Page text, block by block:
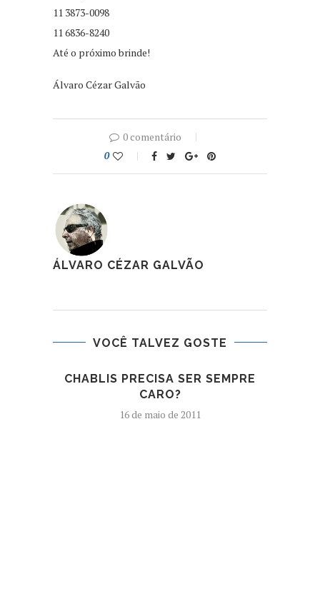
11 3873-0098
11 6836-8240
Até o próximo brinde!
Álvaro Cézar Galvão
0 comentário
0
ÁLVARO CÉZAR GALVÃO
VOCÊ TALVEZ GOSTE
CHABLIS PRECISA SER SEMPRE
CARO?
16 de maio de 2011